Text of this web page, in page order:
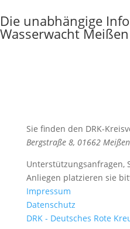
Die unabhängige
Wasserwacht Meißen
Sie finden den DRK-
Bergstraße 8, 01662 Meißen
Unterstützungsanfragen,
Anliegen platzieren sie
Impressum
Datenschutz
DRK - Deutsches Rote